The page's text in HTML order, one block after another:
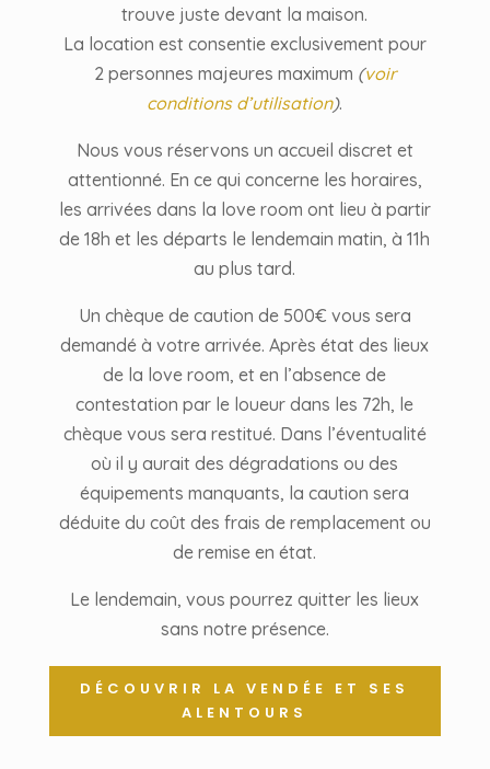
trouve juste devant la maison.
La location est consentie exclusivement pour
2 personnes majeures maximum (voir
conditions d’utilisation).
Nous vous réservons un accueil discret et
attentionné. En ce qui concerne les horaires,
les arrivées dans la love room ont lieu à partir
de 18h et les départs le lendemain matin, à 11h
au plus tard.
Un chèque de caution de 500€ vous sera
demandé à votre arrivée. Après état des lieux
de la love room, et en l’absence de
contestation par le loueur dans les 72h, le
chèque vous sera restitué. Dans l’éventualité
où il y aurait des dégradations ou des
équipements manquants, la caution sera
déduite du coût des frais de remplacement ou
de remise en état.
Le lendemain, vous pourrez quitter les lieux
sans notre présence.
DÉCOUVRIR LA VENDÉE ET SES
ALENTOURS